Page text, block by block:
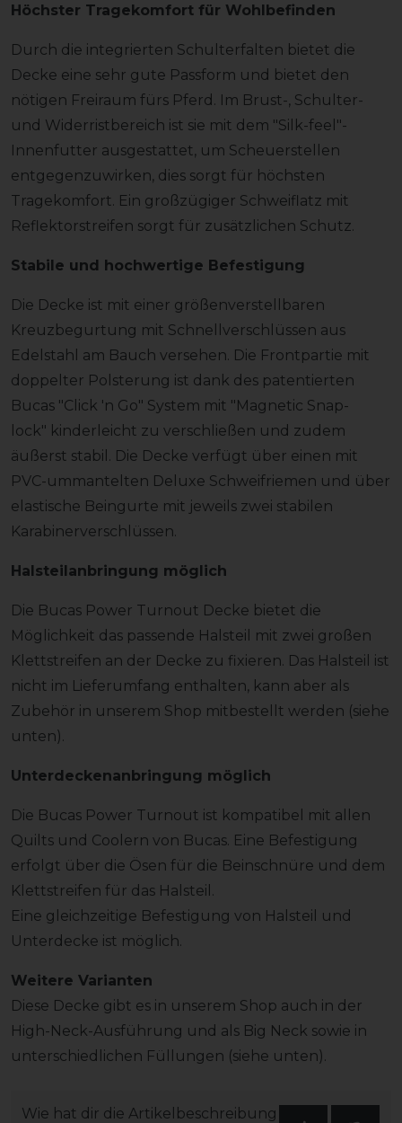
Höchster Tragekomfort für Wohlbefinden
Durch die integrierten Schulterfalten bietet die
Decke eine sehr gute Passform und bietet den
nötigen Freiraum fürs Pferd. Im Brust-, Schulter-
und Widerristbereich ist sie mit dem "Silk-feel"-
Innenfutter ausgestattet, um Scheuerstellen
entgegenzuwirken, dies sorgt für höchsten
Tragekomfort. Ein großzügiger Schweiflatz mit
Reflektorstreifen sorgt für zusätzlichen Schutz.
Stabile und hochwertige Befestigung
Die Decke ist mit einer größenverstellbaren
Kreuzbegurtung mit Schnellverschlüssen aus
Edelstahl am Bauch versehen. Die Frontpartie mit
doppelter Polsterung ist dank des patentierten
Bucas "Click 'n Go" System mit "Magnetic Snap-
lock" kinderleicht zu verschließen und zudem
äußerst stabil. Die Decke verfügt über einen mit
PVC-ummantelten Deluxe Schweifriemen und über
elastische Beingurte mit jeweils zwei stabilen
Karabinerverschlüssen.
Halsteilanbringung möglich
Die Bucas Power Turnout Decke bietet die
Möglichkeit das passende Halsteil mit zwei großen
Klettstreifen an der Decke zu fixieren. Das Halsteil ist
nicht im Lieferumfang enthalten, kann aber als
Zubehör in unserem Shop mitbestellt werden (siehe
unten).
Unterdeckenanbringung möglich
Die Bucas Power Turnout ist kompatibel mit allen
Quilts und Coolern von Bucas. Eine Befestigung
erfolgt über die Ösen für die Beinschnüre und dem
Klettstreifen für das Halsteil.
Eine gleichzeitige Befestigung von Halsteil und
Unterdecke ist möglich.
Weitere Varianten
Diese Decke gibt es in unserem Shop auch in der
High-Neck-Ausführung und als Big Neck sowie in
unterschiedlichen Füllungen (siehe unten).
Wie hat dir die Artikelbeschreibung